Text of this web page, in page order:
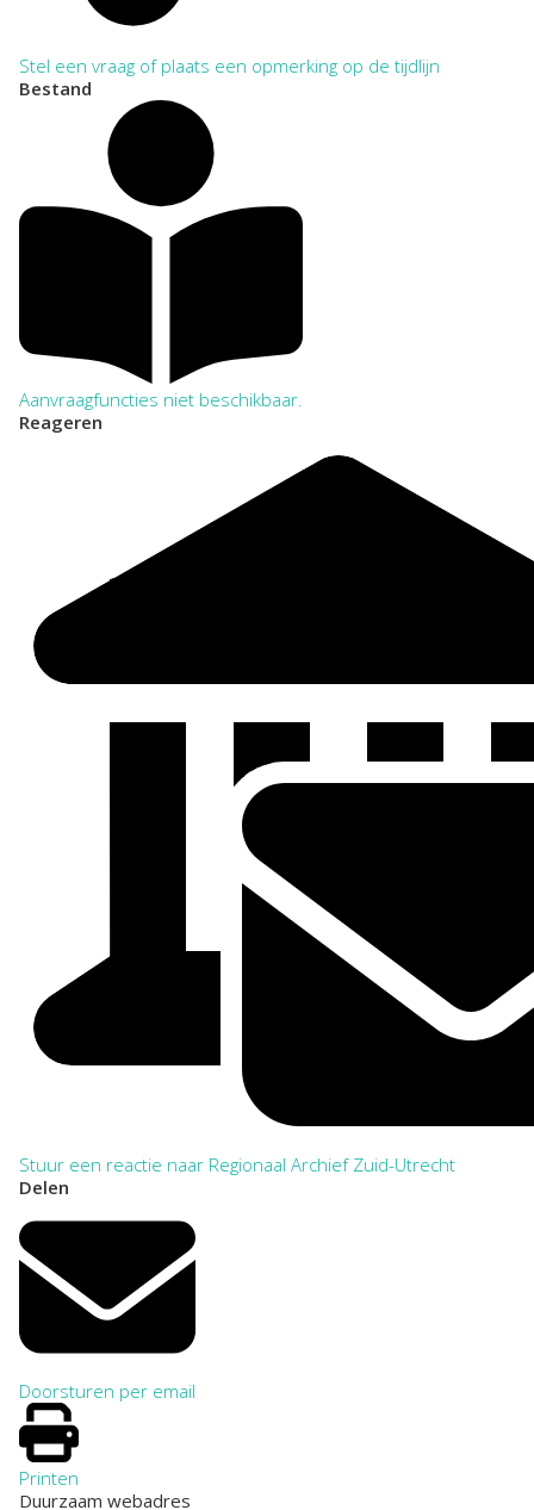
Stel een vraag of plaats een opmerking op de tijdlijn
Bestand
Aanvraagfuncties niet beschikbaar.
Reageren
Stuur een reactie naar Regionaal Archief Zuid-Utrecht
Delen
Doorsturen per email
Printen
Duurzaam webadres